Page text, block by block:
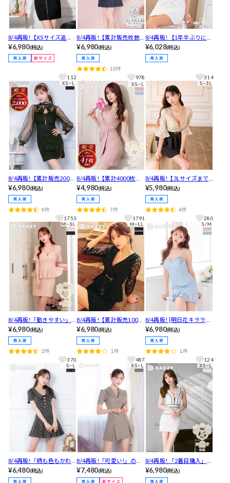
8/4再販!【XSサイズ追
加】 [明日花キララ着用]
谷間魅せ全ジップ×ベルト
で脚長SEXY♪ビジュー付
るタイトミニ丈キャバド
レス[XS~L/4サイズ展開]
¥6,980(税込)
112
8/4再販!【累計販売枚数1
800枚突破,最旬夏デニ
ム】キャストも喜ぶ魅せ
ても隠してもOK!!襟付き
胸元ジップデニムチェッ
クノースリーブAラインミ
ニ丈キャバドレス[SML/3
サイズ展開]
¥6,980(税込)
10件
978
8/4再販! 【1年半ぶりに再
登場】フロントジップパ
イピングパール半袖タイ
トミニドレス[SML/3サイ
¥6,028(税込)
314
8/4再販!【累計販売2000
枚以上】[明日花キララ着
用]主役級ビジュ叶う殿堂
入り谷間魅せパールネッ
クフラワー刺繍タイトミ
ニ丈キャバドレス[SML/3
サイズ展開]
¥6,980(税込)
6件
1753
8/4再販!【累計4000枚販
売】殿堂入りSEXYカシュ
クールVネックノースリー
ブタイトミニ丈キャバド
レス
¥4,980(税込)
7件
1791
8/4再販!【3Lサイズまで
あり】 [伊藤桃々着用]大
人の色気ムンムンな谷間
ジップ×上品フラワーレー
ス気になるお腹隠せるペ
プラム五分袖ミニ丈キャ
バドレス
¥5,980(税込)
4件
280
8/4再販!「動きやすい」
褒められ生地感♪ワッフ
ルスクエアビジューVカッ
トペプラム半袖タイトミ
ニ丈キャバドレス[M~3L/
¥6,980(税込)
2件
370
8/4再販!【累計販売1000
枚以上】カシュクールテ
ーラードペプラムシアー
七分袖タイトミニドレス
[M~LL/3サイズ展開]
¥6,980(税込)
1件
487
8/4再販! [明日花キララ着
用]「骨ナチュでも◎」華
やか存在感◎スパンコー
ル×谷間魅せジップのキャ
ミソールプリーツタイト
ミニ丈キャバドレス[SM/2
サイズ展開]
¥6,980(税込)
1件
124
8/4再販!「柄も色もかわ
いい」と好評！細見せ効
果のベルト付きAライン×
¥6,480(税込)
8/4再販!「可愛い!」の声
続出！ラインストーン輝
くWボタンビジュー×テー
¥7,480(税込)
8/4再販! 「2着目購入」し
た人多数！曲線美が際立
つキラキラパイピングツ
¥6,980(税込)